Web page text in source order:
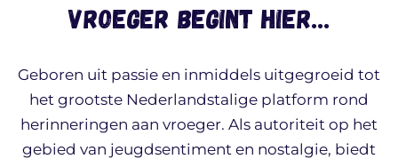
Vroeger begint hier…
Geboren uit passie en inmiddels uitgegroeid tot
het grootste Nederlandstalige platform rond
herinneringen aan vroeger. Als autoriteit op het
gebied van jeugdsentiment en nostalgie, biedt